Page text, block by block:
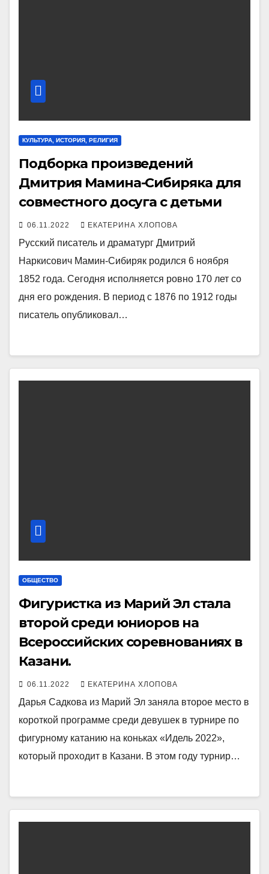
КУЛЬТУРА, ИСТОРИЯ, РЕЛИГИЯ
Подборка произведений
Дмитрия Мамина-Сибиряка для
совместного досуга с детьми
06.11.2022 ЕКАТЕРИНА ХЛОПОВА
Русский писатель и драматург Дмитрий
Наркисович Мамин-Сибиряк родился 6 ноября
1852 года. Сегодня исполняется ровно 170 лет со
дня его рождения. В период с 1876 по 1912 годы
писатель опубликовал…
ОБЩЕСТВО
Фигуристка из Марий Эл стала
второй среди юниоров на
Всероссийских соревнованиях в
Казани.
06.11.2022 ЕКАТЕРИНА ХЛОПОВА
Дарья Садкова из Марий Эл заняла второе место в
короткой программе среди девушек в турнире по
фигурному катанию на коньках «Идель 2022»,
который проходит в Казани. В этом году турнир…